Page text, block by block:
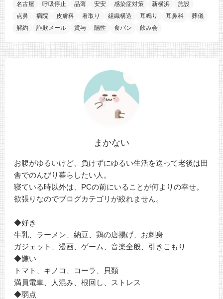
名古屋
呼吸停止 品薄 安安 感染症対策 新横浜
施設
点鼻
病院 皮膚科 看取り 組織構造 耳鳴り 耳鼻科
葬儀
解約
詐欺メール 賞与 陽性 食パン 飲み会
まかない
お腹がゆるいけど、負けずにゆるい生活を送って老後は田
舎でのんびり暮らしたい人。
寝ている時以外は、PCの前にいることが何よりの幸せ。
欲張りなのでブログカテゴリが絞れません。
◆好き
牛乳、ラーメン、納豆、鶏の唐揚げ、お刺身
ガジェット、漫画、ゲーム、音楽全般、引きこもり
◆嫌い
トマト、キノコ、コーラ、貝類
満員電車、人混み、根回し、ストレス
◆弱点